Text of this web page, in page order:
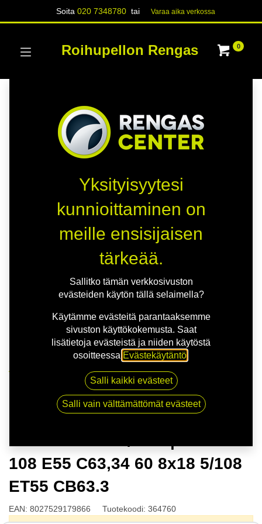
Soita020 7348780 tai Varaa aika verk​​​​ossa
Roihupellon Rengas 0
MSW 80 G.BLK/POL | 8X18 5-108 E55 C63,34 60 8x18
5/108 ET55 CB63.3
108 E55 C63,34 60 8x18 5/108
ET55 CB63.3
EAN: 8027529179866 Tuotekoodi: 364760
Yksityisyytesi
kunnioittaminen on
meille ensisijaisen
tärkeää.
Sallitko tämän verkkosivuston
evästeiden käytön tällä selaimella?
Käytämme evästeitä parantaaksemme
sivuston käyttökokemusta. Saat
lisätietoja evästeistä ja niiden käytöstä
osoitteessa Evästekäytäntö
Salli kaikki evästeet
Salli vain välttämättömät evästeet